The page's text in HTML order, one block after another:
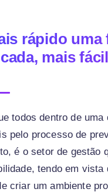
rápido uma
mais
todos dentro de uma
pelo processo de
é o setor de gestão
tendo em vista
criar um ambiente